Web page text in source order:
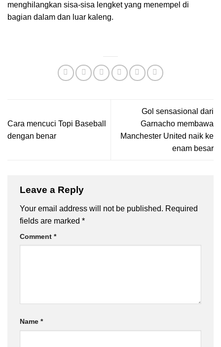
menghilangkan sisa-sisa lengket yang menempel di
bagian dalam dan luar kaleng.
Cara mencuci Topi Baseball
dengan benar
Gol sensasional dari
Garnacho membawa
Manchester United naik ke
enam besar
Leave a Reply
Your email address will not be published. Required
fields are marked *
Comment *
Name *